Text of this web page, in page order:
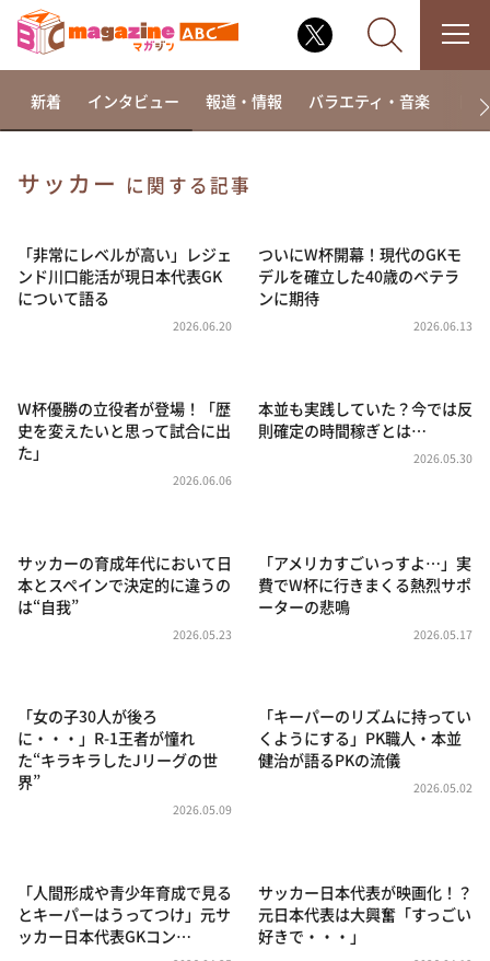
相席食堂
これ余談なんですけど・・・
～人生密着トークバラエティ！～ やすとものいたっ
news おかえり
河合＆A.B.C-Z塚田×福井アナ「なんでやねん！？」
朝だ！生です旅サラダ
教えて！ニュースライブ 正義のミカタ
ポツンと一軒家
ザキ山小屋本館
ぺこぱのまるスポ
新着 インタビュー 報道・情報 バラエティ・音楽 ド
サッカー に関する記事
「非常にレベルが高い」レジェ
ンド川口能活が現日本代表GK
について語る
2026.06.20
ついにW杯開幕！現代のGKモ
デルを確立した40歳のベテラ
ンに期待
2026.06.13
W杯優勝の立役者が登場！「歴
史を変えたいと思って試合に出
た」
2026.06.06
本並も実践していた？今では反
則確定の時間稼ぎとは…
2026.05.30
サッカーの育成年代において日
本とスペインで決定的に違うの
は“自我”
2026.05.23
「アメリカすごいっすよ…」実
費でW杯に行きまくる熱烈サポ
ーターの悲鳴
2026.05.17
「女の子30人が後ろ
に・・・」R-1王者が憧れ
た“キラキラしたJリーグの世
界”
2026.05.09
「キーパーのリズムに持ってい
くようにする」PK職人・本並
健治が語るPKの流儀
2026.05.02
「人間形成や青少年育成で見る
とキーパーはうってつけ」元サ
ッカー日本代表GKコン…
サッカー日本代表が映画化！？
元日本代表は大興奮「すっごい
好きで・・・」